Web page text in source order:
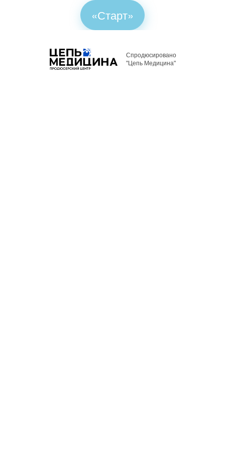
«Старт»
Спродюсировано
"Цепь Медицина"